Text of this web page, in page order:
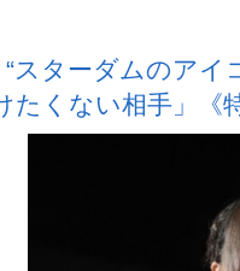
スターダムのアイ
たくない相手」《